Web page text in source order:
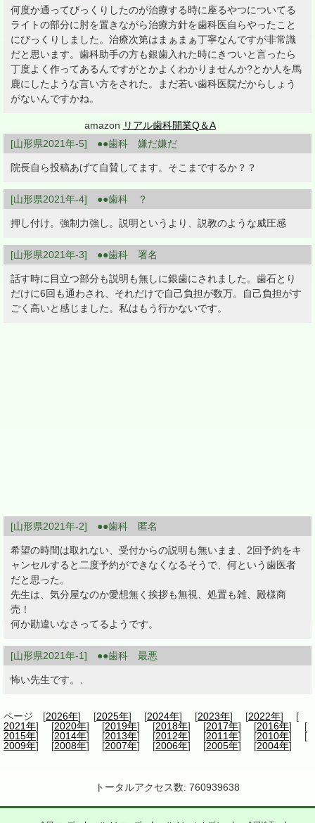
何度か通ってびっくりしたのが治療する時に座るやつについてる
ライトの部分に肘を置きながら治療方針を歯科医自らやったこと
にびっくりしました。治療次第はまぁまぁ丁寧なんですが非常識
だと思います。歯科助手の方も銀歯入れた時にきついと言ったら
丁度よく作ってあるんですがとかよくわかりませんか?とか人を馬
鹿にしたような言い方をされた。まだ若い歯科医院だからしょう
がないんですかね。
amazon リアル歯科開業Q＆A
[山形県2021年-5] ●●歯科 嫌だ嫌だ
院長自ら投稿あげて自賛してます。そこまでするか？？
[山形県2021年-4] ●●歯科 ？
押し付け。強制力強し。説明というより、説教のような威圧感
[山形県2021年-3] ●●歯科 署名
話す時に目立つ部分も説明も無しに銀歯にされました。歯石とり
だけに6回も通わされ、それだけで自己負担が数万。自己負担がす
ごく高いと感じました。私はもう行かないです。
[山形県2021年-2] ●●歯科 匿名
希望の時間は取れない、受付からの説明も無いまま、2回予約をキ
ャンセルすると二度予約ができなくなるそうで、何という歯医者
だと思った。
先生は、気分屋なのか愛想無く挨拶も無視、処置も雑、殿様商
売！
何か勘違いなさってるようです。
[山形県2021年-1] ●●歯科 最悪
怖い先生です。、
ページ [2026年] [2025年] [2024年] [2023年] [2022年] [
2021年] [2020年] [2019年] [2018年] [2017年] [2016年] [
2015年] [2014年] [2013年] [2012年] [2011年] [2010年] [
2009年] [2008年] [2007年] [2006年] [2005年] [2004年]
トータルアクセス数: 760939638